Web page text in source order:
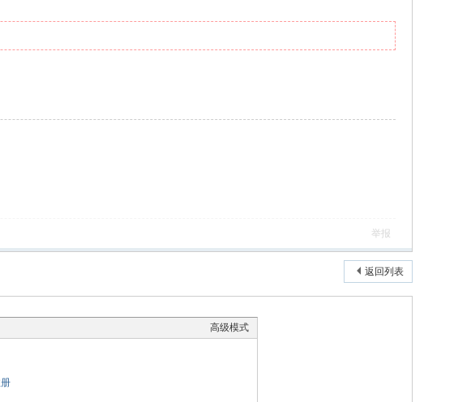
举报
返回列表
高级模式